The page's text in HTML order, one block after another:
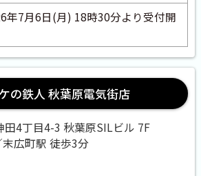
年7月6日(月) 18時30分より受付開
の鉄人 秋葉原電気街店
4丁目4-3 秋葉原SILビル 7F
広町駅 徒歩3分